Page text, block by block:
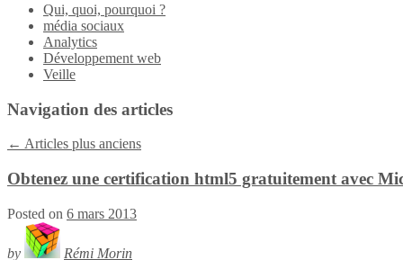
Qui, quoi, pourquoi ?
média sociaux
Analytics
Développement web
Veille
Navigation des articles
← Articles plus anciens
Obtenez une certification html5 gratuitement avec
Posted on 6 mars 2013
by
Rémi Morin